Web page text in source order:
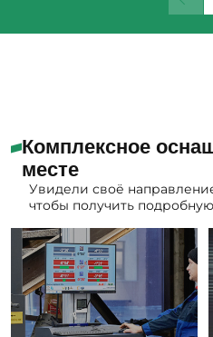
Комплексное
месте
Увидели своё
чтобы получить